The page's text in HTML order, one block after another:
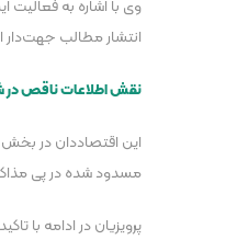
وی با اشاره به فعالیت
انتشار مطالب جهت‌دار
نقش اطلاعات ناقص در
این اقتصاددان در بخش
مسدود شده در پی
پرویزیان در ادامه